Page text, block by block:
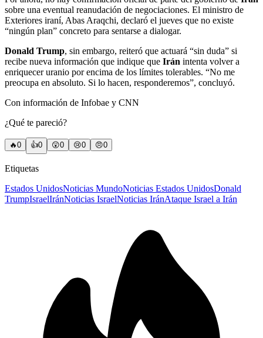
sobre una eventual reanudación de negociaciones. El ministro de
Exteriores iraní, Abas Araqchi, declaró el jueves que no existe
“ningún plan” concreto para sentarse a dialogar.
Donald Trump, sin embargo, reiteró que actuará “sin duda” si
recibe nueva información que indique que Irán intenta volver a
enriquecer uranio por encima de los límites tolerables. “No me
preocupa en absoluto. Si lo hacen, responderemos”, concluyó.
Con información de Infobae y CNN
¿Qué te pareció?
🔥0 👍0 😲0 😢0 😠0
Etiquetas
Estados UnidosNoticias MundoNoticias Estados UnidosDonald
TrumpIsraelIránNoticias IsraelNoticias IránAtaque Israel a Irán